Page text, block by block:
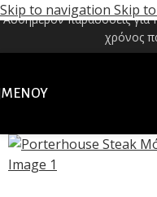
Skip to navigation Skip
Αυθημερόν παραδόσεις για
χρόνος
ΜΕΝΟΎ